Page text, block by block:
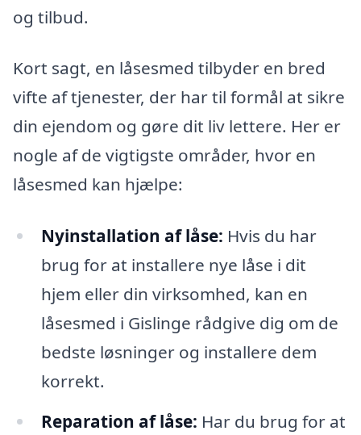
og tilbud.
Kort sagt, en låsesmed tilbyder en bred
vifte af tjenester, der har til formål at sikre
din ejendom og gøre dit liv lettere. Her er
nogle af de vigtigste områder, hvor en
låsesmed kan hjælpe:
Nyinstallation af låse: Hvis du har
brug for at installere nye låse i dit
hjem eller din virksomhed, kan en
låsesmed i Gislinge rådgive dig om de
bedste løsninger og installere dem
korrekt.
Reparation af låse: Har du brug for at